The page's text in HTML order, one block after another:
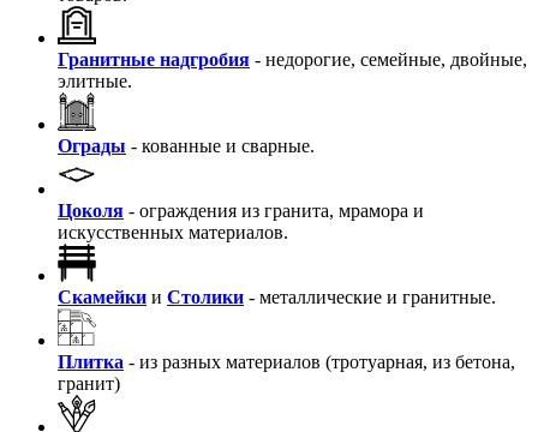
Гранитные надгробия - недорогие, семейные, двойные,
элитные.
Ограды - кованные и сварные.
Цоколя - ограждения из гранита, мрамора и
искусственных материалов.
Скамейки и Столики - металлические и гранитные.
Плитка - из разных материалов (тротуарная, из бетона,
гранит)